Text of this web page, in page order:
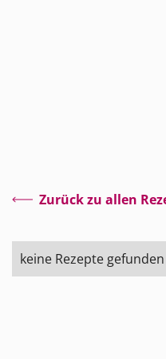
Zurück zu allen
keine Rezepte gefunden